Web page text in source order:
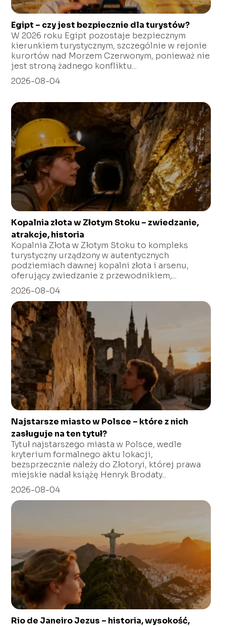
Egipt – czy jest bezpiecznie dla turystów?
W 2026 roku Egipt pozostaje bezpiecznym
kierunkiem turystycznym, szczególnie w rejonie
kurortów nad Morzem Czerwonym, ponieważ nie
jest stroną żadnego konfliktu...
2026-08-04
Kopalnia złota w Złotym Stoku – zwiedzanie,
atrakcje, historia
Kopalnia Złota w Złotym Stoku to kompleks
turystyczny urządzony w autentycznych
podziemiach dawnej kopalni złota i arsenu,
oferujący zwiedzanie z przewodnikiem,...
2026-08-04
Najstarsze miasto w Polsce – które z nich
zasługuje na ten tytuł?
Tytuł najstarszego miasta w Polsce, wedle
kryterium formalnego aktu lokacji,
bezsprzecznie należy do Złotoryi, której prawa
miejskie nadał książę Henryk Brodaty...
2026-08-04
Rio de Janeiro Jezus – historia, wysokość,